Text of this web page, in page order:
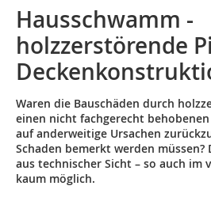
Hausschwamm -
holzzerstörende
Waren die Bauschäden durch
einen nicht fachgerecht
auf anderweitige Ursachen
Schaden bemerkt werden müssen?
aus technischer Sicht – so auch im
kaum möglich.